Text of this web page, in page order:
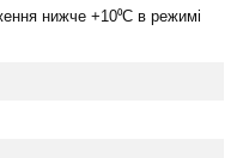
нижче +10⁰С в режимі